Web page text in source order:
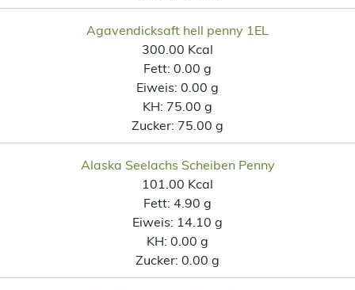
Agavendicksaft hell penny 1EL
300.00 Kcal
Fett: 0.00 g
Eiweis: 0.00 g
KH: 75.00 g
Zucker: 75.00 g
Alaska Seelachs Scheiben Penny
101.00 Kcal
Fett: 4.90 g
Eiweis: 14.10 g
KH: 0.00 g
Zucker: 0.00 g